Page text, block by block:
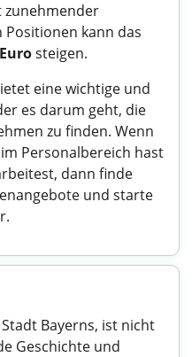
kann das
steigen.
eine wichtige und
es darum geht, die
zu finden. Wenn
Personalbereich hast
dann finde
und starte
Bayerns, ist nicht
Geschichte und